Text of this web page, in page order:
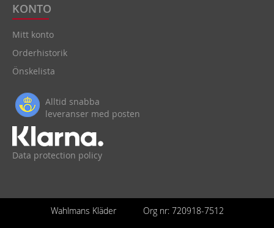
KONTO
Mitt konto
Orderhistorik
Önskelista
Alltid snabba
leveranser med posten
Data protection policy
Wahlmans Kläder Org nr: 720918-7512